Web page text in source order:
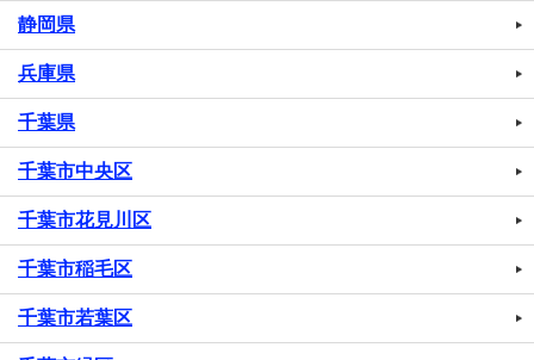
静岡県
兵庫県
千葉県
千葉市中央区
千葉市花見川区
千葉市稲毛区
千葉市若葉区